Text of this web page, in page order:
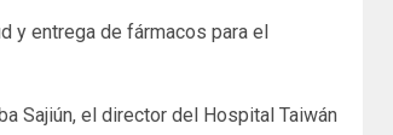
y entrega de fármacos para el
Sajiún, el director del Hospital Taiwán